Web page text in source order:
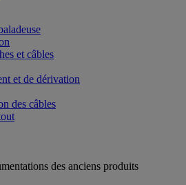
et câbles
et de dérivation
des câbles
des anciens produits